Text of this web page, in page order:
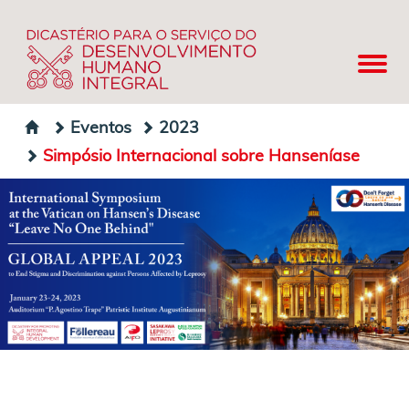
Eventos
2023
Simpósio Internacional sobre Hanseníase